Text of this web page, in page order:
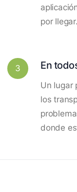
por llegar.
3 En
Un lugar
los
donde